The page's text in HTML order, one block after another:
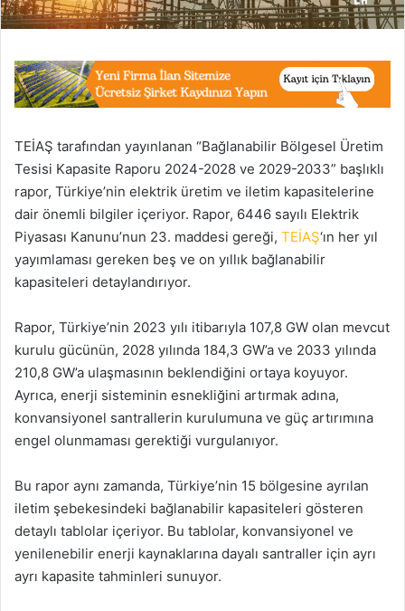
TEİAŞ tarafından yayınlanan “Bağlanabilir Bölgesel Üretim
Tesisi Kapasite Raporu 2024-2028 ve 2029-2033” başlıklı
rapor, Türkiye’nin elektrik üretim ve iletim kapasitelerine
dair önemli bilgiler içeriyor. Rapor, 6446 sayılı Elektrik
Piyasası Kanunu’nun 23. maddesi gereği, TEİAŞ‘ın her yıl
yayımlaması gereken beş ve on yıllık bağlanabilir
kapasiteleri detaylandırıyor.
Rapor, Türkiye’nin 2023 yılı itibarıyla 107,8 GW olan mevcut
kurulu gücünün, 2028 yılında 184,3 GW’a ve 2033 yılında
210,8 GW’a ulaşmasının beklendiğini ortaya koyuyor.
Ayrıca, enerji sisteminin esnekliğini artırmak adına,
konvansiyonel santrallerin kurulumuna ve güç artırımına
engel olunmaması gerektiği vurgulanıyor.
Bu rapor aynı zamanda, Türkiye’nin 15 bölgesine ayrılan
iletim şebekesindeki bağlanabilir kapasiteleri gösteren
detaylı tablolar içeriyor. Bu tablolar, konvansiyonel ve
yenilenebilir enerji kaynaklarına dayalı santraller için ayrı
ayrı kapasite tahminleri sunuyor.